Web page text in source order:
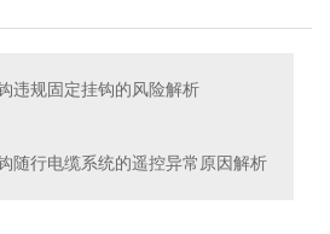
违规固定挂钩的风险解析
随行电缆系统的遥控异常原因解析